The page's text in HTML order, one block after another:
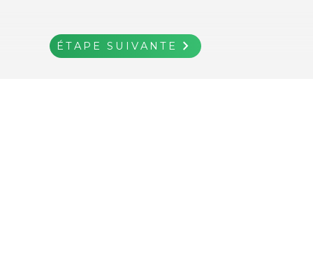
ÉTAPE SUIVANTE navigate_next